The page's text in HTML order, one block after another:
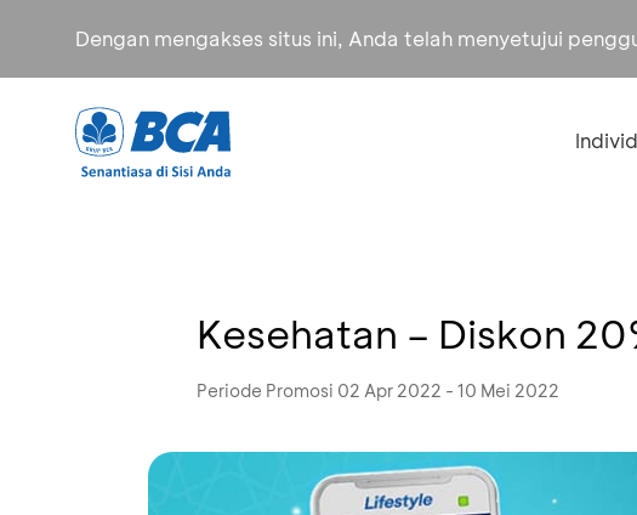
Dengan mengakses situs ini, Anda telah menyetujui
Kesehatan – Diskon
Periode Promosi 02 Apr 2022 - 10 Mei 2022